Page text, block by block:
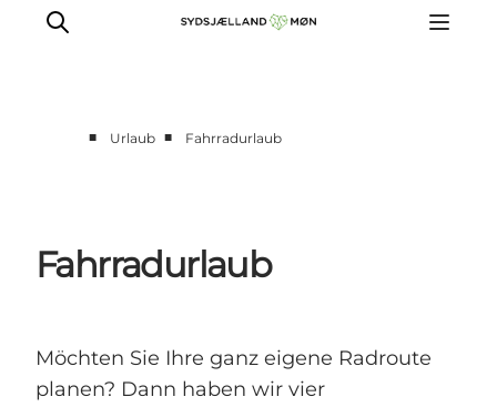
Events
Essen
Reise planen
■ Urlaub ■ Fahrradurlaub
Fahrradurlaub
Möchten Sie Ihre ganz eigene Radroute
planen? Dann haben wir vier